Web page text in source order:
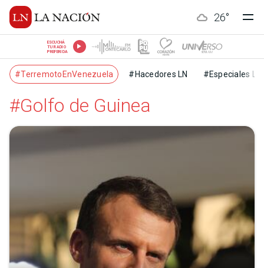
26°
ESCUCHÁ
TU RADIO
PREFERIDA
#TerremotoEnVenezuela #Hacedores LN #Especiales LN
#Golfo de Guinea